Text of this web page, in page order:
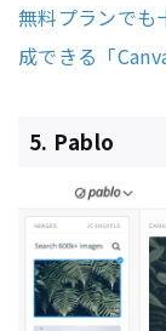
無料プランでも
成できる「
5. Pablo